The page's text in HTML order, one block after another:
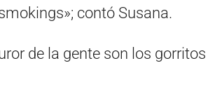
contó Susana.
de la gente son los gorritos